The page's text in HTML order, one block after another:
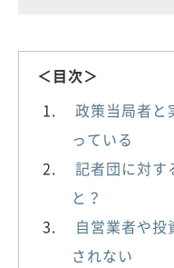
＜目次＞
政策当局者と
っている
記者団に対す
と？
自営業者や投
されない